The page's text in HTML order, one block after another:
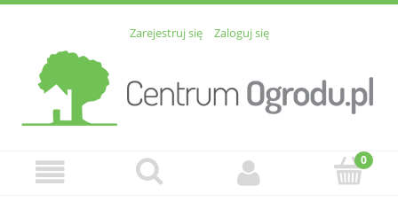
Zarejestruj się Zaloguj się